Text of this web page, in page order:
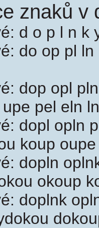
znaků v
d o p l n k
do op pl
dop opl
pel eln
dopl opln
koup
dopln
okoup
doplnk